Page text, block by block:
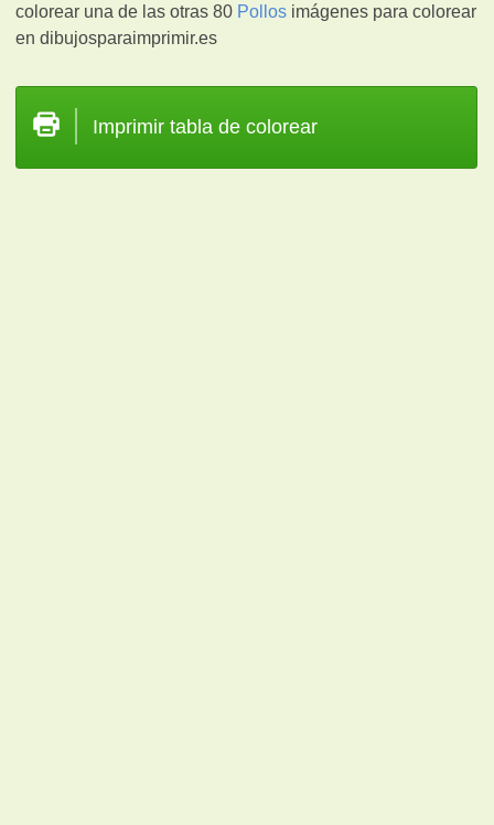
colorear una de las otras 80 Pollos imágenes para colorear
en dibujosparaimprimir.es
Imprimir tabla de colorear